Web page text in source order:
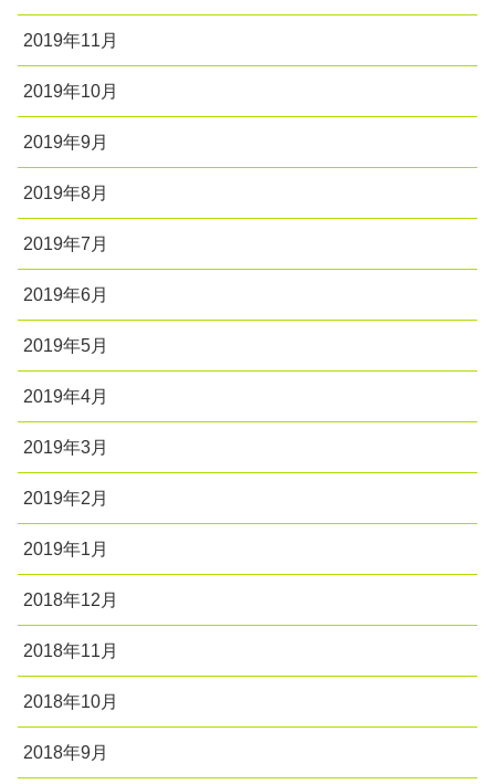
2019年11月
2019年10月
2019年9月
2019年8月
2019年7月
2019年6月
2019年5月
2019年4月
2019年3月
2019年2月
2019年1月
2018年12月
2018年11月
2018年10月
2018年9月